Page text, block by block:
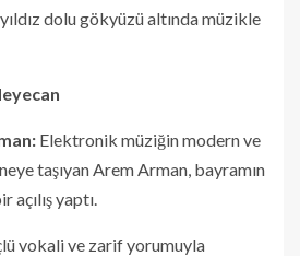
dolu gökyüzü altında müzikle
Elektronik müziğin modern ve
taşıyan Arem Arman, bayramın
yaptı.
vokali ve zarif yorumuyla